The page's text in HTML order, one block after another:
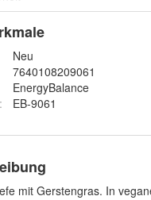
Neu
7640108209061
EnergyBalance
EB-9061
mit Gerstengras. In